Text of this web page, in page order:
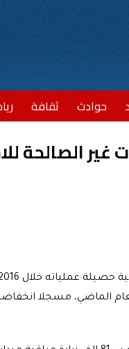
حوادث ثقافة
المنتجات غير